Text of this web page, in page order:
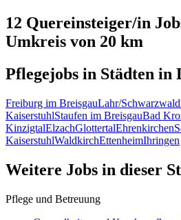
12 Quereinsteiger/in
Umkreis von 20 km
Pflegejobs in Städten in
Freiburg im BreisgauLahr/Schwarzwald
KaiserstuhlStaufen im BreisgauBad
KinzigtalElzachGlottertalEhrenkirchen
KaiserstuhlWaldkirchEttenheimIhringen
Weitere Jobs in dieser
Pflege und Betreuung